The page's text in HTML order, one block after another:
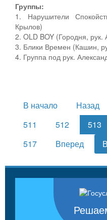
Группы:
1. Нарушители
Крылов)
2. OLD BOY (Городня, рук.
3. Блики Времен (Кашин,
4. Группа под рук.
В начало Назад
511
512 513
517
Вперед